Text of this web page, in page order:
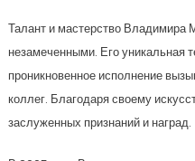
Талант и мастерство Владимира
незамеченными. Его уникальная
проникновенное исполнение
коллег. Благодаря своему
заслуженных признаний и наград.